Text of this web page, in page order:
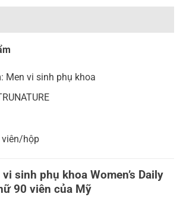
Men vi sinh phụ khoa
viên/hộp
sinh phụ khoa Women’s Daily
90 viên của Mỹ